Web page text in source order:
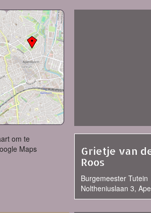
om te
Maps
Grietje van
Roos
Burgemeester Tutein
Noltheniuslaan 3,